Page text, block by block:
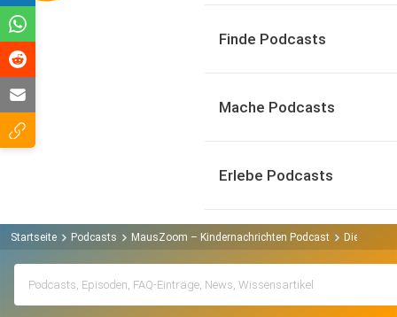
Finde Podcasts
Mache Podcasts
Erlebe Podcasts
Startseite Podcasts MausZoom – Kindernachrichten Podcast Die